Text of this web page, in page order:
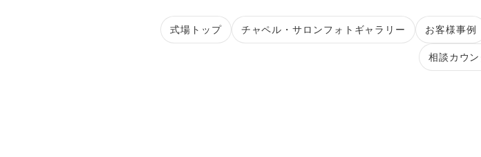
式場トップ チャペル・サロンフォトギャラリー お客様事例
相談カウン